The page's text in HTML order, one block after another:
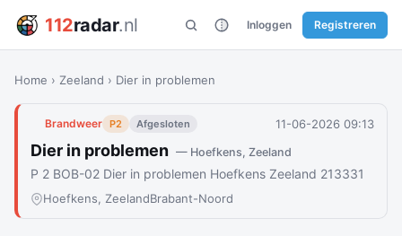
112radar.nl Inloggen Registreren
Home › Zeeland › Dier in problemen
Brandweer P2 Afgesloten 11-06-2026 09:13
Dier in problemen — Hoefkens, Zeeland
P 2 BOB-02 Dier in problemen Hoefkens Zeeland 213331
Hoefkens, ZeelandBrabant-Noord